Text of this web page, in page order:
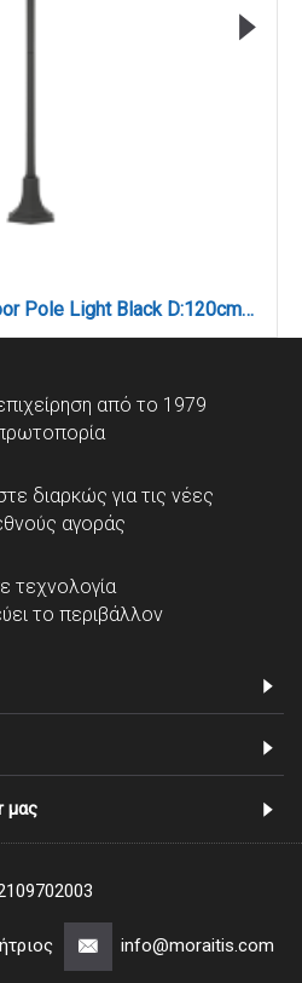
Avalanche 1xE27 Outdoor Pole Light Black D:120cmx18.5cm (80500114)
από το 1979
διαρκώς για τις νέες
αγοράς
τεχνολογία
το περιβάλλον
μας
info@moraitis.com